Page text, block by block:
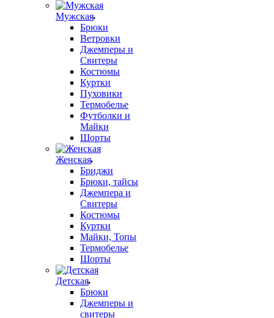
Мужская
Брюки
Ветровки
Джемперы и
Свитеры
Костюмы
Куртки
Пуховики
Термобелье
Футболки и
Майки
Шорты
Женская
Бриджи
Брюки, тайсы
Джемпера и
Свитеры
Костюмы
Куртки
Майки, Топы
Термобелье
Шорты
Детская
Брюки
Джемперы и
свитеры